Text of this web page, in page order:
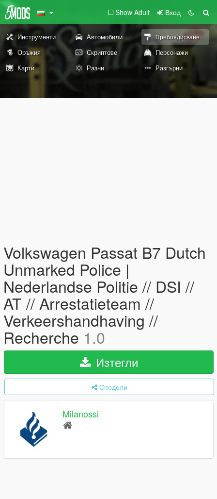
Show Adult Вход
Инструменти Автомобили Пребоядисване
Оръжия Скриптове
Персонажи
Карти
Разни Разгърни
Volkswagen Passat B7 Dutch
Unmarked Police |
Nederlandse Politie // DSI //
AT // Arrestatieteam //
Verkeershandhaving //
Recherche 1.0
Изтегли
Сподели
Milanossi